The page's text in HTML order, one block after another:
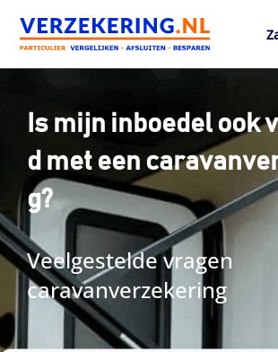
naar
inhoud
Is mijn inboedel ook
d met een
g?
Veelgestelde vragen
caravanverzekering